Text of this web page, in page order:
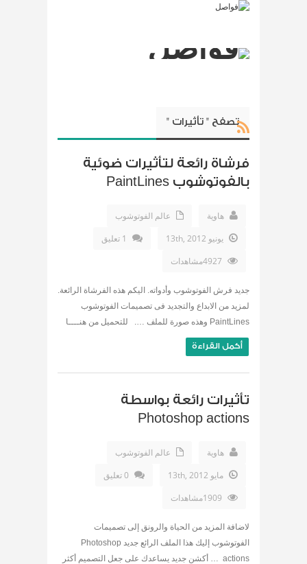
تصفح " تأثيرات "
فرشاة رائعة لتأثيرات ضوئية
بالفوتوشوب PaintLines
هاوية
عالم الفوتوشوب
يونيو 13th, 2012
1 تعليق
جديد فرش الفوتوشوب وأدواته. اليكم هذه الفرشاة الرائعة.
لمزيد من الابداع والتجديد فى تصميمات الفوتوشوب
PaintLines وهذه صورة للملف …. للتحميل من هنــــا
أكمل القراءة
تأثيرات رائعة بواسطة
Photoshop actions
هاوية
عالم الفوتوشوب
مايو 13th, 2012
0 تعليق
لاضافة المزيد من الحياة والرونق إلى تصميمات
الفوتوشوب إليك هذا الملف الرائع جديد Photoshop
actions … أكشن جديد يساعدك على جعل التصميم أكثر